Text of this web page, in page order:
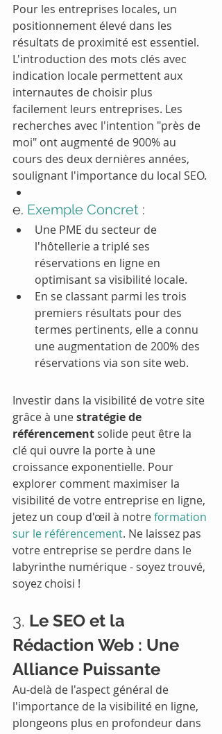
Pour les entreprises locales, un
positionnement élevé dans les
résultats de proximité est essentiel.
L'introduction des mots clés avec
indication locale permettent aux
internautes de choisir plus
facilement leurs entreprises. Les
recherches avec l'intention "près de
moi" ont augmenté de 900% au
cours des deux dernières années,
soulignant l'importance du local SEO.
e. Exemple Concret :
Une PME du secteur de
l'hôtellerie a triplé ses
réservations en ligne en
optimisant sa visibilité locale.
En se classant parmi les trois
premiers résultats pour des
termes pertinents, elle a connu
une augmentation de 200% des
réservations via son site web.
Investir dans la visibilité de votre site
grâce à une stratégie de
référencement solide peut être la
clé qui ouvre la porte à une
croissance exponentielle. Pour
explorer comment maximiser la
visibilité de votre entreprise en ligne,
jetez un coup d'œil à notre formation
sur le référencement. Ne laissez pas
votre entreprise se perdre dans le
labyrinthe numérique - soyez trouvé,
soyez choisi !
3. Le SEO et la
Rédaction Web : Une
Alliance Puissante
Au-delà de l'aspect général de
l'importance de la visibilité en ligne,
plongeons plus en profondeur dans